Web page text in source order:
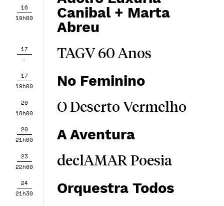
16
19h00
Canibal + Marta
Abreu
17
-
TAGV 60 Anos
17
19h00
No Feminino
20
18h00
O Deserto Vermelho
20
21h00
A Aventura
23
22h00
declAMAR Poesia
24
21h30
Orquestra Todos